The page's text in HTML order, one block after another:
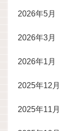
2026年5月
2026年3月
2026年1月
2025年12月
2025年11月